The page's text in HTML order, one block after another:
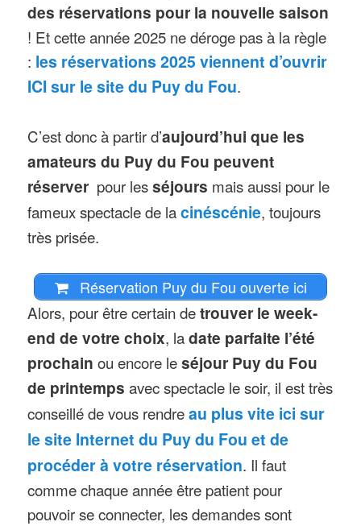
des réservations pour la nouvelle saison
! Et cette année 2025 ne déroge pas à la règle
: les réservations 2025 viennent d’ouvrir
ICI sur le site du Puy du Fou.
C’est donc à partir d’aujourd’hui que les
amateurs du Puy du Fou peuvent
réserver pour lesséjours mais aussi pour le
fameux spectacle de lacinéscénie, toujours
très prisée.
Réservation Puy du Fou ouverte ici
Alors, pour être certain detrouver le week-
end de votre choix, ladate parfaite l’été
prochain ou encore leséjour Puy du Fou
de printemps avec spectacle le soir, il est très
conseillé de vous rendreau plus vite ici sur
le site Internet du Puy du Fou et de
procéder à votre réservation. Il faut
comme chaque année être patient pour
pouvoir se connecter, les demandes sont